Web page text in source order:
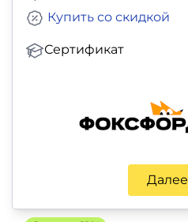
Сертификат
Купить со скидкой
Далее